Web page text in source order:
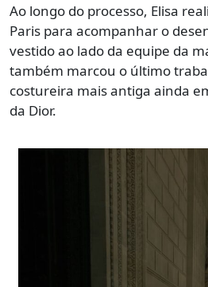
Ao longo do processo, Elisa
Paris para acompanhar o
vestido ao lado da equipe da
também marcou o último
costureira mais antiga ainda
da Dior.